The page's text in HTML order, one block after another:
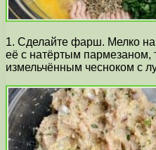
1. Сделайте фарш. Мелко
её с натёртым
измельчённым чесноком с